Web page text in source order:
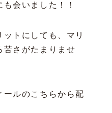
会いました！！
トにしても、マリ
苦さがたまりませ
ールのこちらから配